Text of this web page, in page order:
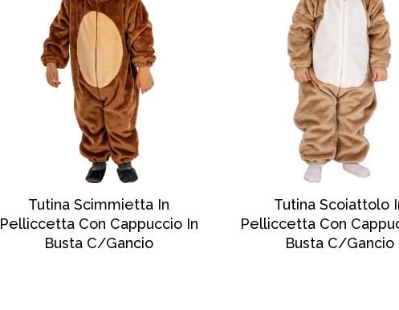
Tutina Scimmietta In
Pelliccetta Con Cappuccio In
Busta C/gancio
Tutina Scoiattolo
Pelliccetta Con
Busta C/gancio